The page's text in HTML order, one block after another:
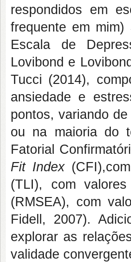
respondidos em
frequente em
Escala de
Lovibond e
Tucci (2014),
ansiedade e
pontos, variando
ou na maioria do
Fatorial
Fit Index
(TLI), com
(RMSEA), com
Fidell, 2007).
explorar as
validade